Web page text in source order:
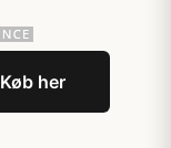
Køb her